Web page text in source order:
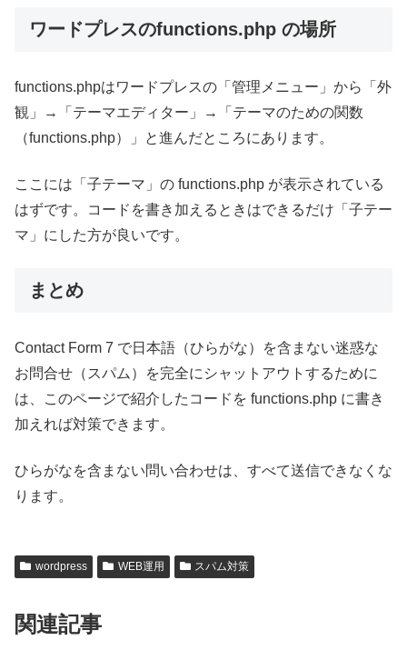
ワードプレスのfunctions.php の場所
functions.phpはワードプレスの「管理メニュー」から「外
観」→「テーマエディター」→「テーマのための関数
（functions.php）」と進んだところにあります。
ここには「子テーマ」の functions.php が表示されている
はずです。コードを書き加えるときはできるだけ「子テー
マ」にした方が良いです。
まとめ
Contact Form 7 で日本語（ひらがな）を含まない迷惑な
お問合せ（スパム）を完全にシャットアウトするために
は、このページで紹介したコードを functions.php に書き
加えれば対策できます。
ひらがなを含まない問い合わせは、すべて送信できなくな
ります。
wordpress WEB運用 スパム対策
関連記事